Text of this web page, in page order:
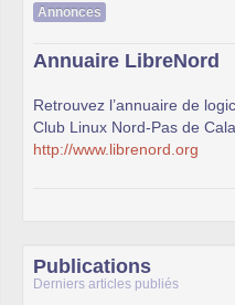
Annonces
Annuaire LibreNord
Retrouvez l’annuaire de
Club Linux Nord-Pas de
http://www.librenord.org
Publications
Derniers articles publiés